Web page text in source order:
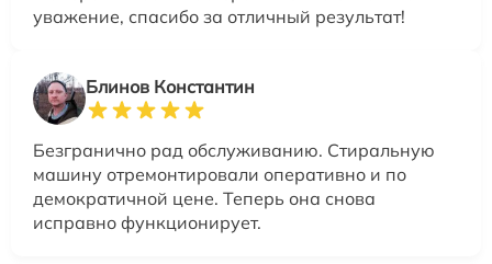
уважение, спасибо за отличный результат!
Блинов Константин
Безгранично рад обслуживанию. Стиральную
машину отремонтировали оперативно и по
демократичной цене. Теперь она снова
исправно функционирует.